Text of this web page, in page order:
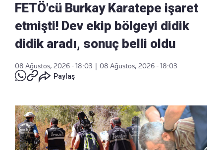
FETÖ'cü Burkay Karatepe işaret
etmişti! Dev ekip bölgeyi didik
didik aradı, sonuç belli oldu
08 Ağustos, 2026 - 18:03
08 Ağustos, 2026 - 18:03
Paylaş